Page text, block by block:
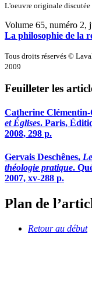
L'oeuvre originale discutée
Volume 65, numéro 2,
La philosophie de la
Tous droits réservés ©
2009
Feuilleter les
Catherine
et Églises. Paris,
2008, 298 p.
Gervais Deschênes,
théologie pratique.
2007, xv-288 p.
Plan de
Retour au début